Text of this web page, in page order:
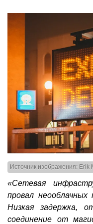
Источник изображения: Erik
«Сетевая
провал
Низкая задержка,
соединение от